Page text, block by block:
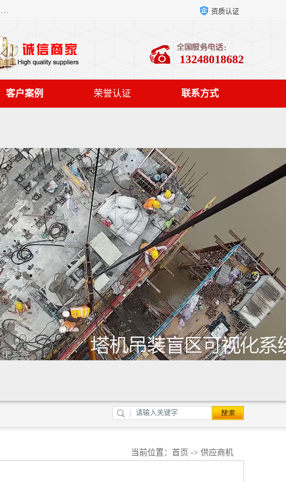
上海融瑞环保科技有限公司是吊钩可视化、塔吊黑匣子、扬尘监测系统、塔吊监控系统、扬尘环境监测、塔吊风速仪、楼层呼叫器、主令控制器、人脸识别、风速仪等一系列环保设备的研发生产销售为一体的专业化公司。 资质认证
13248018682
客户案例 荣誉认证 联系方式
当前位置： 首页 -> 供应商机